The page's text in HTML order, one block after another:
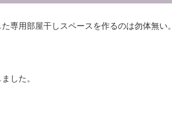
専用部屋干しスペースを作るのは勿体無い。
した。